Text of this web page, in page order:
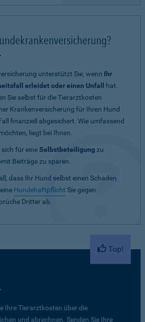
unterstützt Sie, wenn Ihr
erleidet oder einen Unfall
hat.
Sie selbst für die Tierarztkosten
Krankenversicherung für Ihren Hund
finanziell abgesichert. Wie umfassend
liegt bei Ihnen.
sich für eineSelbstbeteiligung zu
Beiträge zu sparen.
dass Ihr Hund selbst einen Schaden
Hundehaftpflicht Sie gegen
Dritter ab.
Top!
Ihre Tierarztkosten über die
und abrechnen. Senden Sie Ihre